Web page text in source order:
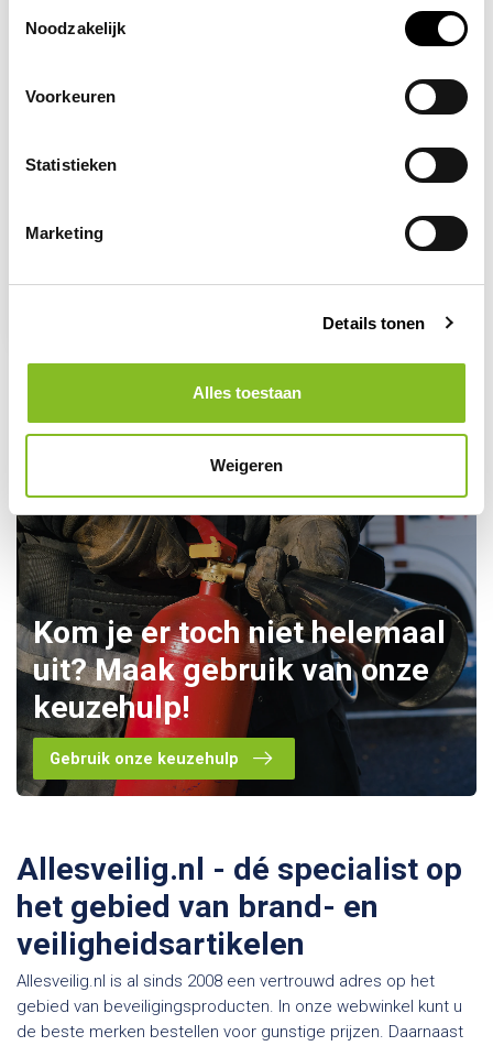
Noodzakelijk
Voorkeuren
Statistieken
Marketing
Details tonen
Alles toestaan
Weigeren
Op voorraad
brandhaspel +
Kom je er toch niet helemaal
uit? Maak gebruik van onze
keuzehulp!
Gebruik onze keuzehulp
Allesveilig.nl - dé specialist op
het gebied van brand- en
veiligheidsartikelen
Allesveilig.nl is al sinds 2008 een vertrouwd adres op het
gebied van beveiligingsproducten. In onze webwinkel kunt u
de beste merken bestellen voor gunstige prijzen. Daarnaast